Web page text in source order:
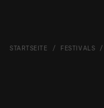
STARTSEITE FESTIVALS